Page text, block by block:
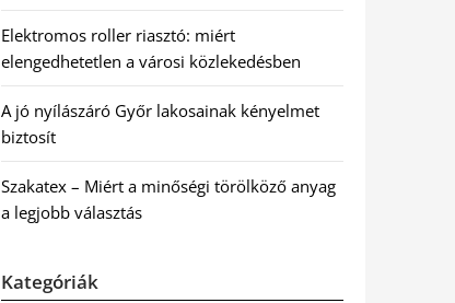
Elektromos roller riasztó: miért
elengedhetetlen a városi közlekedésben
A jó nyílászáró Győr lakosainak kényelmet
biztosít
Szakatex – Miért a minőségi törölköző anyag
a legjobb választás
Kategóriák